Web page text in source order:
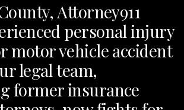
Attorney911
personal injury
motor vehicle accident
legal team,
former insurance